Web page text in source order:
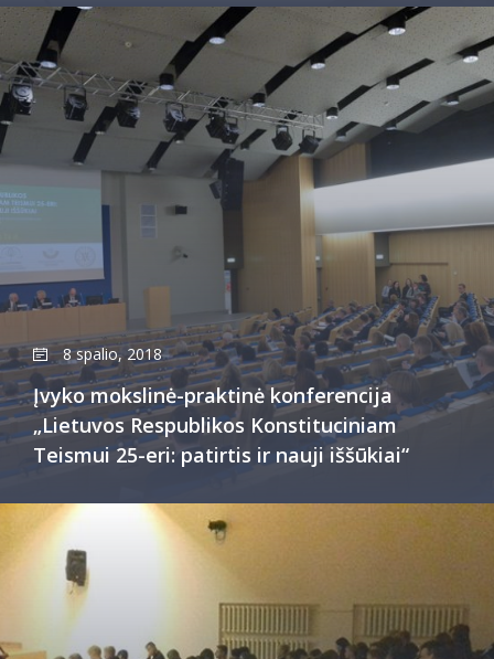
8 spalio, 2018
Įvyko mokslinė-praktinė konferencija
„Lietuvos Respublikos Konstituciniam
Teismui 25-eri: patirtis ir nauji iššūkiai“